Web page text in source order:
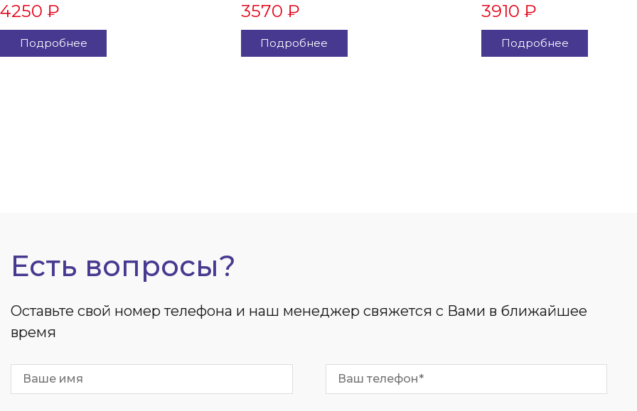
4250 ₽
Подробнее
3570 ₽
Подробнее
3910 ₽
Подробнее
Есть вопросы?
Оставьте свой номер телефона и наш менеджер свяжется с Вами в ближайшее
время